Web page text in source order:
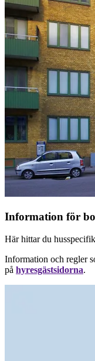
Information för
Här hittar du
Information och regler
på hyresgästsidorna.